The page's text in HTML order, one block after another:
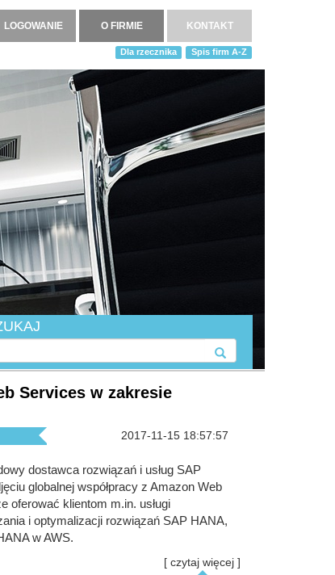
LOGOWANIE O FIRMIE KONTAKT
Spis firm A-Z
Dla rzecznika
Services w zakresie
2017-11-15 18:57:57
dostawca rozwiązań i usług SAP
globalnej współpracy z Amazon Web
oferować klientom m.in. usługi
i optymalizacji rozwiązań SAP HANA,
w AWS.
[ czytaj więcej ]